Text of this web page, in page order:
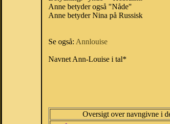
Anne betyder også "Nåde"
Anne betyder Nina på Russisk
Se også: Annlouise
Navnet Ann-Louise i tal*
Oversigt over navngivne i